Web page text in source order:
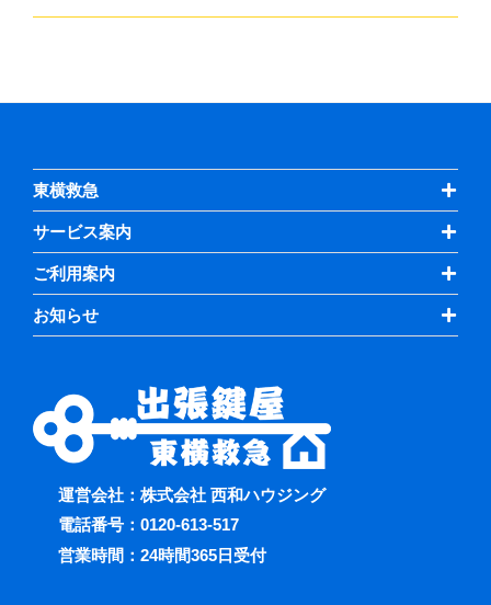
東横救急
サービス案内
ご利用案内
お知らせ
運営会社：株式会社 西和ハウジング
電話番号： 0120-613-517
営業時間：24時間365日受付